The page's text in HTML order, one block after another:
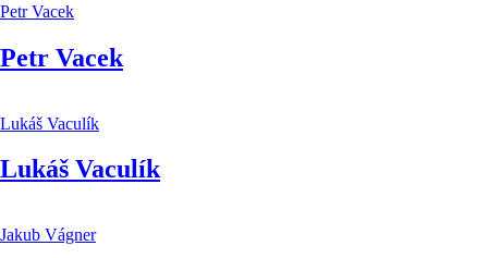
Petr Vacek
Petr Vacek
Lukáš Vaculík
Lukáš Vaculík
Jakub Vágner